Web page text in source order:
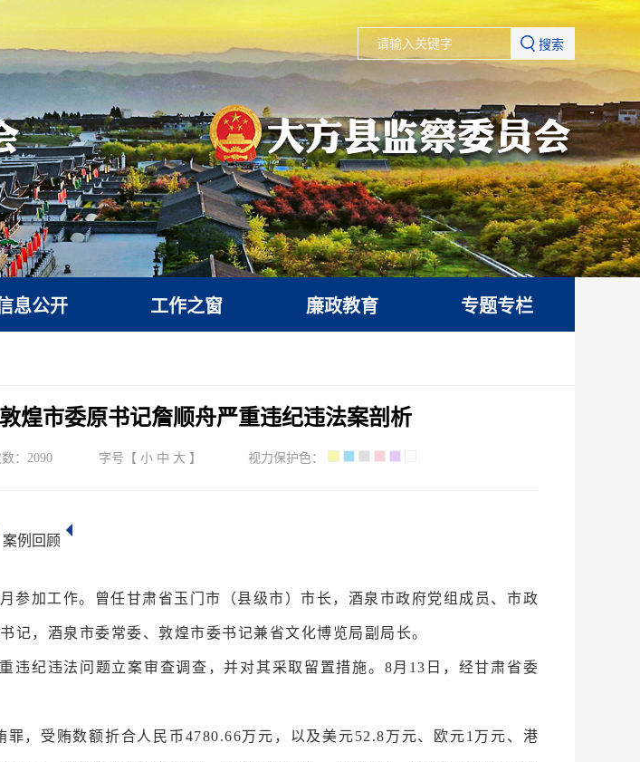
搜索
息公开 工作之窗 廉政教育 专题专栏
煌市委原书记詹顺舟严重违纪违法案剖析
： 2090 字号【 小 中 大 】 视力保护色：
案例回顾
参加工作。曾任甘肃省玉门市（县级市）市长，酒泉市政府党组成员、市政
，酒泉市委常委、敦煌市委书记兼省文化博览局副局长。
违纪违法问题立案审查调查，并对其采取 留置措施。8月13日，经甘肃省委
，受贿数额折合人民币4780.66万元，以及美元52.8万元、欧元1万元、港